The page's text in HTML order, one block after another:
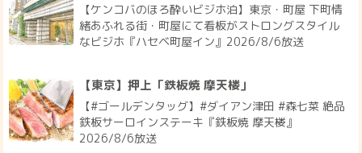
【ケンコバのほろ酔いビジホ泊】東京・町屋 下町情
緒あふれる街・町屋にて看板がストロングスタイル
なビジホ『ハセベ町屋イン』2026/8/6放送
【東京】押上「鉄板焼 摩天楼」
【#ゴールデンタッグ】#ダイアン津田 #森七菜 絶品
鉄板サーロインステーキ『鉄板焼 摩天楼』
2026/8/6放送